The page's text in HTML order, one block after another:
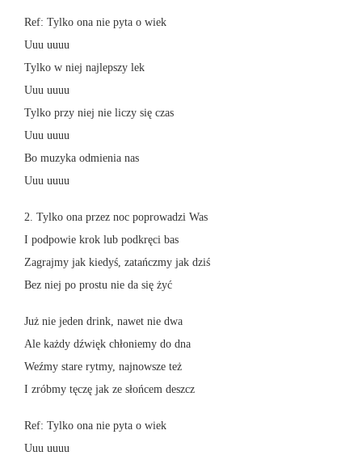
Ref: Tylko ona nie pyta o wiek
Uuu uuuu
Tylko w niej najlepszy lek
Uuu uuuu
Tylko przy niej nie liczy się czas
Uuu uuuu
Bo muzyka odmienia nas
Uuu uuuu
2. Tylko ona przez noc poprowadzi Was
I podpowie krok lub podkręci bas
Zagrajmy jak kiedyś, zatańczmy jak dziś
Bez niej po prostu nie da się żyć
Już nie jeden drink, nawet nie dwa
Ale każdy dźwięk chłoniemy do dna
Weźmy stare rytmy, najnowsze też
I zróbmy tęczę jak ze słońcem deszcz
Ref: Tylko ona nie pyta o wiek
Uuu uuuu